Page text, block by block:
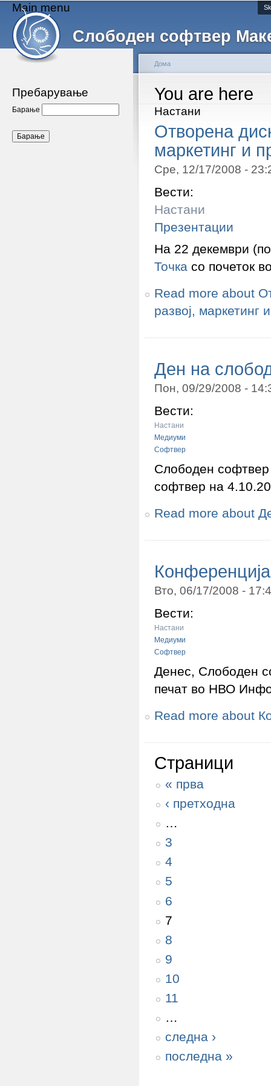
Слободен софтвер
Main menu
Пребарување
Барање
You are here
Дома
Настани
Отворена
маркетинг и
Сре, 12/17/2008 -
Вести:
Настани
Презентации
На 22 декември
Точка со почеток
Read more about
развој, маркетинг
Ден на
Пон, 09/29/2008 -
Вести:
Настани
Медиуми
Софтвер
Слободен софтвер
софтвер на
Read more about
Вто, 06/17/2008 -
Вести:
Настани
Медиуми
Софтвер
Денес, Слободен
печат во НВО
Read more about
Страници
« прва
‹ претходна
…
3
4
5
6
7
8
9
10
11
следна ›
последна »